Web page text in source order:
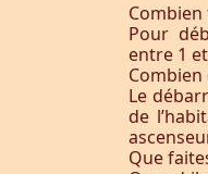
Pour
entre 1
Combien
Le
de
Que